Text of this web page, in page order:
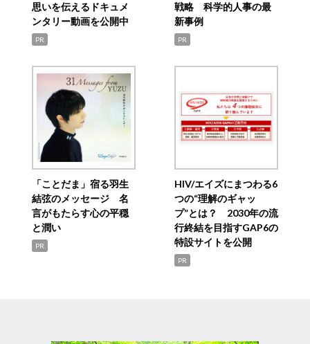
思いを伝えるドキュメ
ンタリー動画を公開中
PR
戦略 科学的人事の最
新事例
PR
「ことだま」宿る羽生
結弦のメッセージ 名
言がもたらす心の平穏
と潤い
PR
HIV/エイズにまつわる6
つの“理解のギャッ
プ”とは？ 2030年の流
行終結を目指すGAP6の
特設サイトを公開
PR